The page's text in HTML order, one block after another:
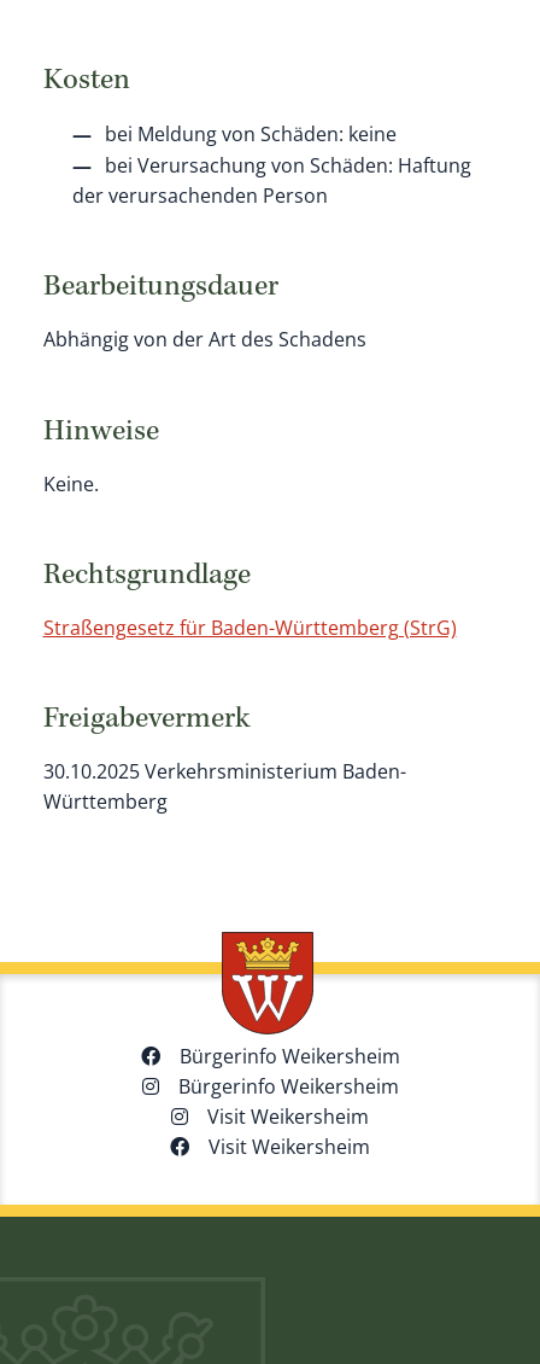
Kosten
bei Meldung von Schäden: keine
bei Verursachung von Schäden: Haftung
der verursachenden Person
Bearbeitungsdauer
Abhängig von der Art des Schadens
Hinweise
Keine.
Rechtsgrundlage
Straßengesetz für Baden-Württemberg (StrG)
Freigabevermerk
30.10.2025 Verkehrsministerium Baden-
Württemberg
Bürgerinfo Weikersheim
Bürgerinfo Weikersheim
Visit Weikersheim
Visit Weikersheim